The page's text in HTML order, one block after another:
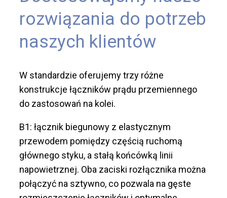
rozwiązania do potrzeb
naszych klientów
W standardzie oferujemy trzy różne
konstrukcje łączników prądu przemiennego
do zastosowań na kolei.
B1: łącznik biegunowy z elastycznym
przewodem pomiędzy częścią ruchomą
głównego styku, a stałą końcówką linii
napowietrznej. Oba zaciski rozłącznika można
połączyć na sztywno, co pozwala na gęste